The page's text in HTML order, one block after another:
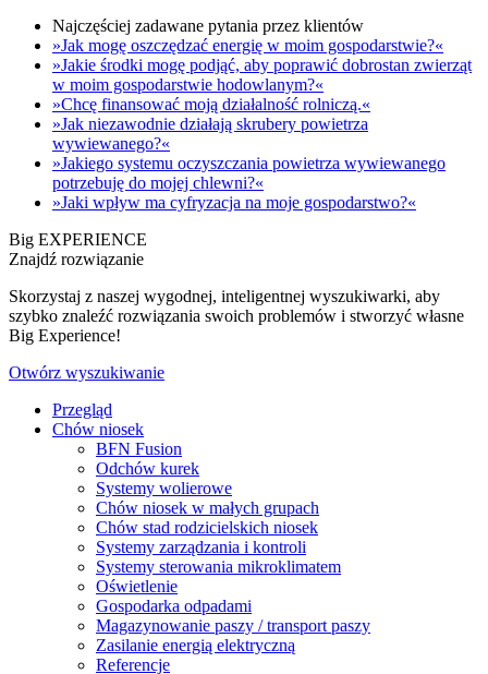
Najczęściej zadawane pytania przez klientów
»Jak mogę oszczędzać energię w moim gospodarstwie?«
»Jakie środki mogę podjąć, aby poprawić dobrostan zwierząt
w moim gospodarstwie hodowlanym?«
»Chcę finansować moją działalność rolniczą.«
»Jak niezawodnie działają skrubery powietrza
wywiewanego?«
»Jakiego systemu oczyszczania powietrza wywiewanego
potrzebuję do mojej chlewni?«
»Jaki wpływ ma cyfryzacja na moje gospodarstwo?«
Big EXPERIENCE
Znajdź rozwiązanie
Skorzystaj z naszej wygodnej, inteligentnej wyszukiwarki, aby
szybko znaleźć rozwiązania swoich problemów i stworzyć własne
Big Experience!
Otwórz wyszukiwanie
Przegląd
Chów niosek
BFN Fusion
Odchów kurek
Systemy wolierowe
Chów niosek w małych grupach
Chów stad rodzicielskich niosek
Systemy zarządzania i kontroli
Systemy sterowania mikroklimatem
Oświetlenie
Gospodarka odpadami
Magazynowanie paszy / transport paszy
Zasilanie energią elektryczną
Referencje